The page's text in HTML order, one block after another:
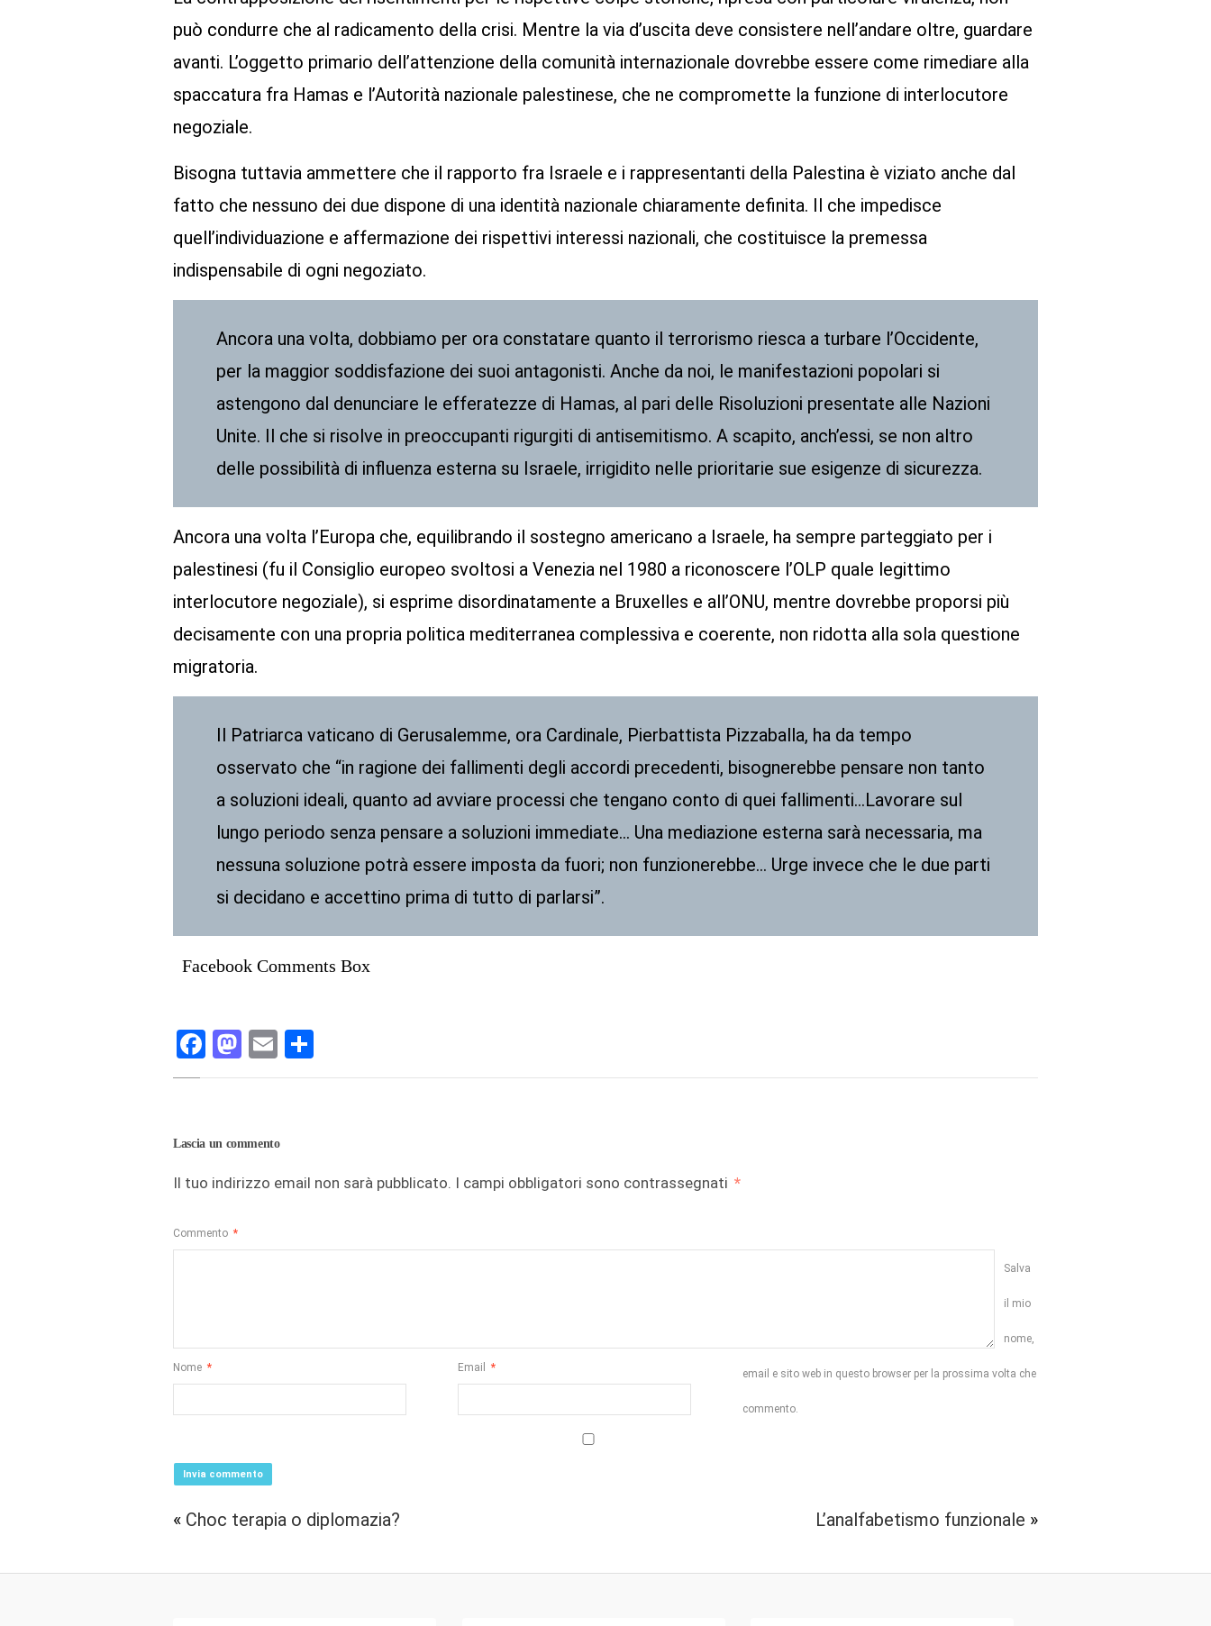
può condurre che al radicamento della crisi. Mentre la via d’uscita deve consistere nell’andare oltre, guardare
avanti. L’oggetto primario dell’attenzione della comunità internazionale dovrebbe essere come rimediare alla
spaccatura fra Hamas e l’Autorità nazionale palestinese, che ne compromette la funzione di interlocutore
negoziale.
Bisogna tuttavia ammettere che il rapporto fra Israele e i rappresentanti della Palestina è viziato anche dal
fatto che nessuno dei due dispone di una identità nazionale chiaramente definita. Il che impedisce
quell’individuazione e affermazione dei rispettivi interessi nazionali, che costituisce la premessa
indispensabile di ogni negoziato.
Ancora una volta, dobbiamo per ora constatare quanto il terrorismo riesca a turbare l’Occidente,
per la maggior soddisfazione dei suoi antagonisti. Anche da noi, le manifestazioni popolari si
astengono dal denunciare le efferatezze di Hamas, al pari delle Risoluzioni presentate alle Nazioni
Unite. Il che si risolve in preoccupanti rigurgiti di antisemitismo. A scapito, anch’essi, se non altro
delle possibilità di influenza esterna su Israele, irrigidito nelle prioritarie sue esigenze di sicurezza.
Ancora una volta l’Europa che, equilibrando il sostegno americano a Israele, ha sempre parteggiato per i
palestinesi (fu il Consiglio europeo svoltosi a Venezia nel 1980 a riconoscere l’OLP quale legittimo
interlocutore negoziale), si esprime disordinatamente a Bruxelles e all’ONU, mentre dovrebbe proporsi più
decisamente con una propria politica mediterranea complessiva e coerente, non ridotta alla sola questione
migratoria.
Il Patriarca vaticano di Gerusalemme, ora Cardinale, Pierbattista Pizzaballa, ha da tempo
osservato che “in ragione dei fallimenti degli accordi precedenti, bisognerebbe pensare non tanto
a soluzioni ideali, quanto ad avviare processi che tengano conto di quei fallimenti…Lavorare sul
lungo periodo senza pensare a soluzioni immediate… Una mediazione esterna sarà necessaria, ma
nessuna soluzione potrà essere imposta da fuori; non funzionerebbe… Urge invece che le due parti
si decidano e accettino prima di tutto di parlarsi”.
Facebook Comments Box
Facebook
Mastodon
Email
Lascia un commento
Il tuo indirizzo email non sarà pubblicato. I campi obbligatori sono contrassegnati *
Commento *
Nome * Email *
Salva
il mio
nome,
email e sito web in questo browser per la prossima volta che
commento.
« Choc terapia o diplomazia? L’analfabetismo funzionale »